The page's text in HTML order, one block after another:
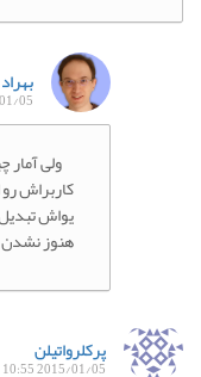
15:00
ولی
یواش
هنوز نشدن
پرکلرواتیلن
2015/01/05 10:55